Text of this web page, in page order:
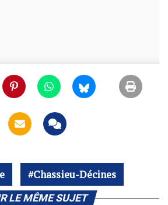
Chassieu-Décines
LE MÊME SUJET